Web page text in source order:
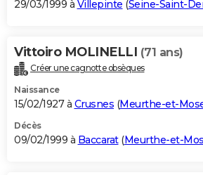
29/03/1999 à Villepinte (Seine-Saint-
Vittoiro MOLINELLI (71 ans)
Créer une cagnotte obsèques
Naissance
15/02/1927 à Crusnes (Meurthe-et-
Décès
09/02/1999 à Baccarat(Meurthe-et-